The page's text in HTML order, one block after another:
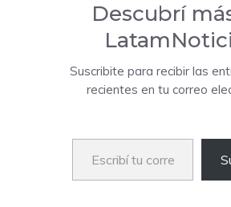
Descubrí
Suscribite para recibir las
recientes en tu correo
Escribí tu correo electrónico…